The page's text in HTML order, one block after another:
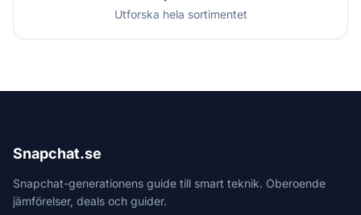
Utforska hela sortimentet
Snapchat.se
Snapchat-generationens guide till smart teknik. Oberoende
jämförelser, deals och guider.